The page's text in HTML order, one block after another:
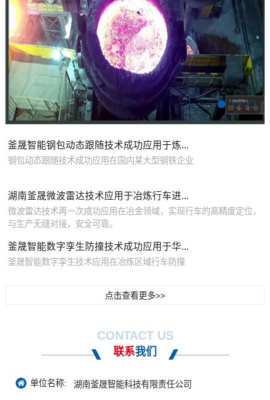
釜晟智能钢包动态跟随技术成功应用于炼...
钢包动态跟随技术成功应用在国内某大型钢铁企业
湖南釜晟微波雷达技术应用于冶炼行车进...
微波雷达技术再一次成功应用在冶金领域，实现行车的高精度定位，
与生产无缝对接，安全可靠。
釜晟智能数字孪生防撞技术成功应用于华...
釜晟智能数字孪生技术应用在冶炼区域行车防撞
点击查看更多>>
CONTACT US
联系我们
单位名称: 湖南釜晟智能科技有限责任公司